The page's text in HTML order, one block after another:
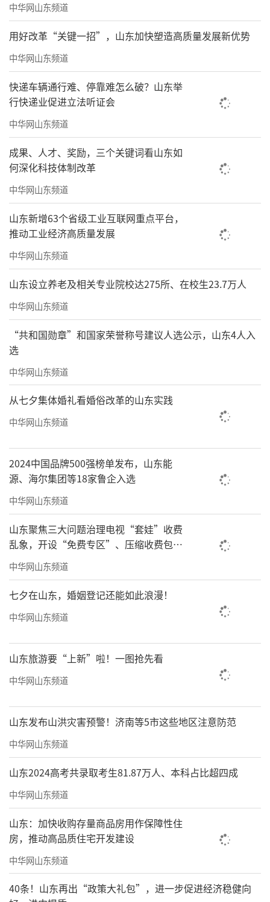
中华网山东频道
用好改革“关键一招”，山东加快塑造高质量发展新优势
中华网山东频道
快递车辆通行难、停靠难怎么破？山东举
行快递业促进立法听证会
中华网山东频道
成果、人才、奖励，三个关键词看山东如
何深化科技体制改革
中华网山东频道
山东新增63个省级工业互联网重点平台，
推动工业经济高质量发展
中华网山东频道
山东设立养老及相关专业院校达275所、在校生23.7万人
中华网山东频道
“共和国勋章”和国家荣誉称号建议人选公示，山东4人入
选
中华网山东频道
从七夕集体婚礼看婚俗改革的山东实践
中华网山东频道
2024中国品牌500强榜单发布，山东能
源、海尔集团等18家鲁企入选
中华网山东频道
山东聚焦三大问题治理电视“套娃”收费
乱象，开设“免费专区”、压缩收费包比
例70%以上
中华网山东频道
七夕在山东，婚姻登记还能如此浪漫！
中华网山东频道
山东旅游要“上新”啦！一图抢先看
中华网山东频道
山东发布山洪灾害预警！济南等5市这些地区注意防范
中华网山东频道
山东2024高考共录取考生81.87万人、本科占比超四成
中华网山东频道
山东：加快收购存量商品房用作保障性住
房，推动高品质住宅开发建设
中华网山东频道
40条！山东再出“政策大礼包”，进一步促进经济稳健向